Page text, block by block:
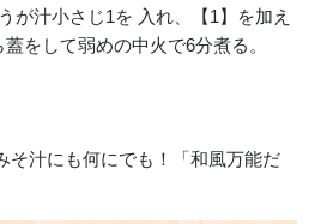
が汁小さじ1を 入れ、【1】を加え
をして弱めの中火で6分煮る。
そ汁にも何にでも！「和風万能だ